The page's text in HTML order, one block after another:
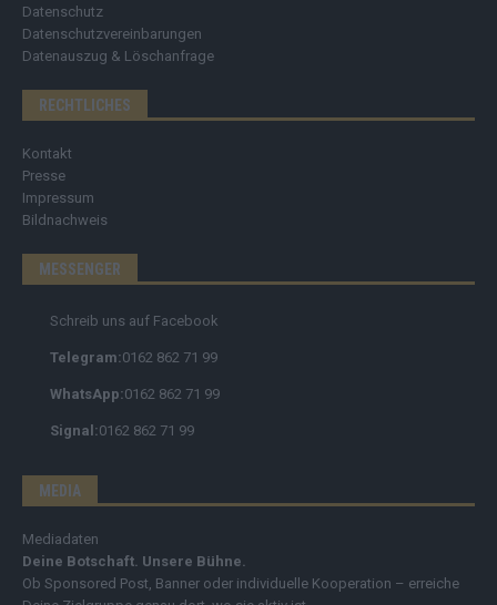
Datenschutz
Datenschutzvereinbarungen
Datenauszug & Löschanfrage
RECHTLICHES
Kontakt
Presse
Impressum
Bildnachweis
MESSENGER
Schreib uns auf Facebook
Telegram:0162 862 71 99
WhatsApp:0162 862 71 99
Signal:0162 862 71 99
MEDIA
Mediadaten
Deine Botschaft. Unsere Bühne.
Ob Sponsored Post, Banner oder individuelle Kooperation – erreiche